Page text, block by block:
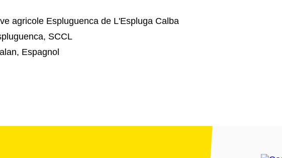
agricole Espluguenca de L'Espluga Calba
SCCL
Espagnol